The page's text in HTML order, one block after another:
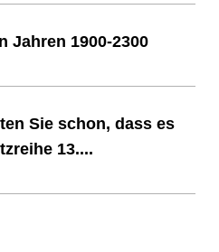
Jahren 1900-2300
Sie schon, dass es
13....